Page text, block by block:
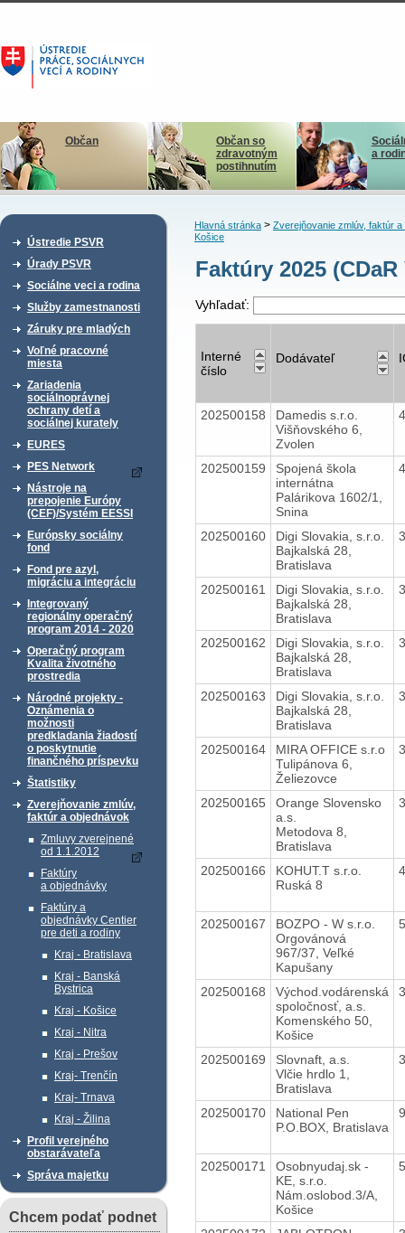
Občan
Občan so
zdravotným
postihnutím
a
Ústredie PSVR
Úrady PSVR
Sociálne veci a rodina
Služby zamestnanosti
Záruky pre mladých
Voľné pracovné
miesta
Zariadenia
sociálnoprávnej
ochrany detí a
sociálnej kurately
EURES
PES Network
Nástroje na
prepojenie Európy
(CEF)/Systém EESSI
Európsky sociálny
fond
Fond pre azyl,
migráciu a integráciu
Integrovaný
regionálny operačný
program 2014 - 2020
Operačný program
Kvalita životného
prostredia
Národné projekty -
Oznámenia o
možnosti
predkladania žiadostí
o poskytnutie
finančného príspevku
Štatistiky
Zverejňovanie zmlúv,
faktúr a objednávok
Zmluvy zverejnené
od 1.1.2012
Faktúry
a objednávky
Faktúry a
objednávky Centier
pre deti a rodiny
Kraj - Bratislava
Kraj - Banská
Bystrica
Kraj - Košice
Kraj - Nitra
Kraj - Prešov
Kraj- Trenčín
Kraj- Trnava
Kraj - Žilina
Profil verejného
obstarávateľa
Správa majetku
Chcem podať podnet
Hlavná stránka> Zverejňovanie zmlúv, faktúr a
Košice
Faktúry 2025
Vyhľadať:
Interné
číslo
Dodávateľ
202500158
Damedis s.r.o.
Višňovského 6,
Zvolen
202500159
Spojená škola
internátna
Palárikova 1602/1,
Snina
202500160
Digi Slovakia, s.r.o.
Bajkalská 28,
Bratislava
202500161
Digi Slovakia, s.r.o.
Bajkalská 28,
Bratislava
202500162
Digi Slovakia, s.r.o.
Bajkalská 28,
Bratislava
202500163
Digi Slovakia, s.r.o.
Bajkalská 28,
Bratislava
202500164
MIRA OFFICE s.r.o
Tulipánova 6,
Želiezovce
202500165
Orange Slovensko
a.s.
Metodova 8,
Bratislava
202500166
KOHUT.T s.r.o.
Ruská 8
202500167
BOZPO - W s.r.o.
Orgovánová
967/37, Veľké
Kapušany
202500168
Východ.vodárenská
spoločnosť, a.s.
Komenského 50,
Košice
202500169
Slovnaft, a.s.
Vlčie hrdlo 1,
Bratislava
202500170
National Pen
P.O.BOX, Bratislava
202500171
Osobnyudaj.sk -
KE, s.r.o.
Nám.oslobod.3/A,
Košice